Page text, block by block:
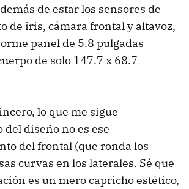
de estar los sensores de
de iris, cámara frontal y altavoz,
panel de 5.8 pulgadas
de solo 147.7 x 68.7
lo que me sigue
diseño no es ese
del frontal (que ronda los
curvas en los laterales. Sé que
es un mero capricho estético,